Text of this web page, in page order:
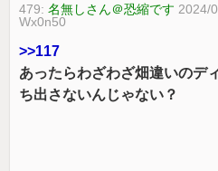
479:名無しさん＠恐縮です 2024/
Wx0n50
>>117
あったらわざわざ畑違いのデ
ち出さないんじゃない？